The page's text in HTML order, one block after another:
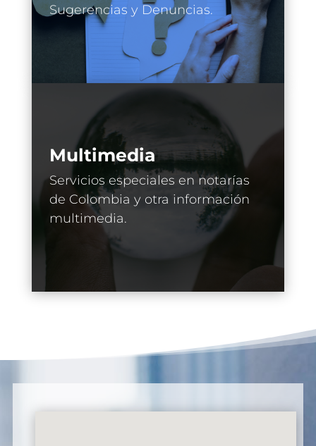
Sugerencias y Denuncias.
Multimedia
Servicios especiales en notarías
de Colombia y otra información
multimedia.